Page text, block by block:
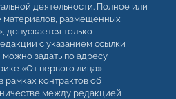
деятельности. Полное или
материалов, размещенных
допускается только
с указанием ссылки
задать по адресу
«От первого лица»
рамках контрактов об
между редакцией